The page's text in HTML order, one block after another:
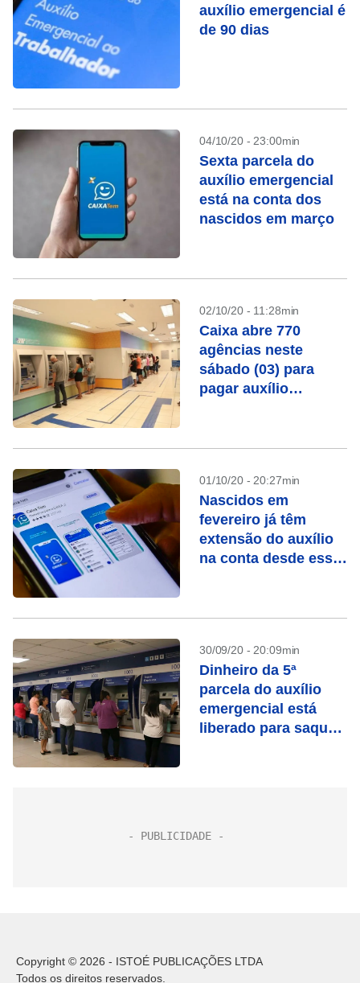
auxílio emergencial é
de 90 dias
04/10/20 - 23:00min
Sexta parcela do
auxílio emergencial
está na conta dos
nascidos em março
02/10/20 - 11:28min
Caixa abre 770
agências neste
sábado (03) para
pagar auxílio
01/10/20 - 20:27min
Nascidos em
fevereiro já têm
extensão do auxílio
na conta desde essa
30/09/20 - 20:09min
Dinheiro da 5ª
parcela do auxílio
emergencial está
liberado para saque
Copyright © 2026 - ISTOÉ PUBLICAÇÕES LTDA
Todos os direitos reservados.